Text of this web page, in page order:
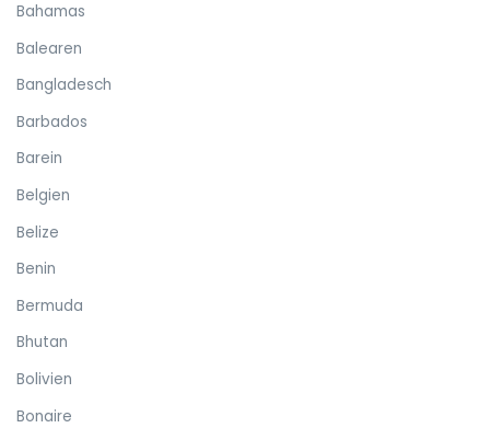
Bahamas
Balearen
Bangladesch
Barbados
Barein
Belgien
Belize
Benin
Bermuda
Bhutan
Bolivien
Bonaire